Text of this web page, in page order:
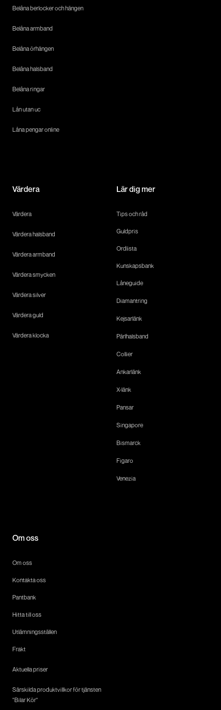
Belåna berlocker och hängen
Belåna armband
Belåna örhängen
Belåna halsband
Belåna ringar
Lån utan uc
Låna pengar online
Värdera
Värdera
Värdera halsband
Värdera armband
Värdera smycken
Värdera silver
Värdera guld
Värdera klocka
Lär dig mer
Tips och råd
Guldpris
Ordlista
Kunskapsbank
Låneguide
Diamantring
Kejsarlänk
Pärlhalsband
Collier
Ankarlänk
X-länk
Pansar
Singapore
Bismarck
Figaro
Venezia
Om oss
Om oss
Kontakta oss
Pantbank
Hitta till oss
Utlämningsställen
Frakt
Aktuella priser
Särskilda produktvillkor för tjänsten
"Bilar Kör"